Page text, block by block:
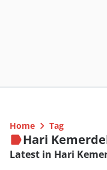
Home Tag
Hari
Latest in Hari